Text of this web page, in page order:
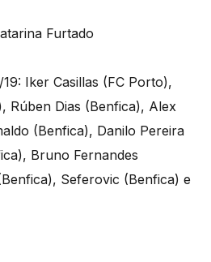
Furtado
Iker Casillas (FC Porto),
Rúben Dias (Benfica), Alex
(Benfica), Danilo Pereira
Bruno Fernandes
Seferovic (Benfica) e